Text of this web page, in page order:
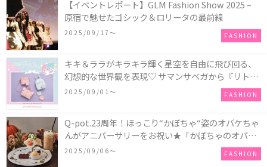
【イベントレポート】GLM Fashion Show 2025 –
原宿で魅せたゴシック＆ロリータの最前線
2025/09/17〜 FASHION
キキ＆ララがキラキラ輝く星空を自由に飛び回る、
幻想的な世界観を表現♡ サマンサベガから『リトル
ツインスターズ』50周年アニバーサリーイヤー』を
2025/09/01〜 FASHION
Q-pot.23周年！ほっこり“かぼちゃ“姿のオバケちゃ
んがアニバーサリーをお祝い★「かぼちゃのオバケ
ーキアクセサリー」が新発売！Q-pot CAFE.では
「かぼちゃのオバケーキプレート」も登場
2025/09/06〜 FASHION